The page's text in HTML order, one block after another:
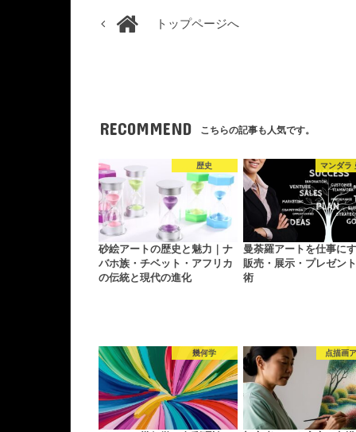
トップページへ
RECOMMEND こちらの記事も人気です。
歴史
砂絵アートの歴史と魅力｜ナ
バホ族・チベット・アフリカ
の伝統と現代の進化
マンダラ
曼荼羅アートを仕事に
販売・展示・プレゼン
術
幾何学 点描画